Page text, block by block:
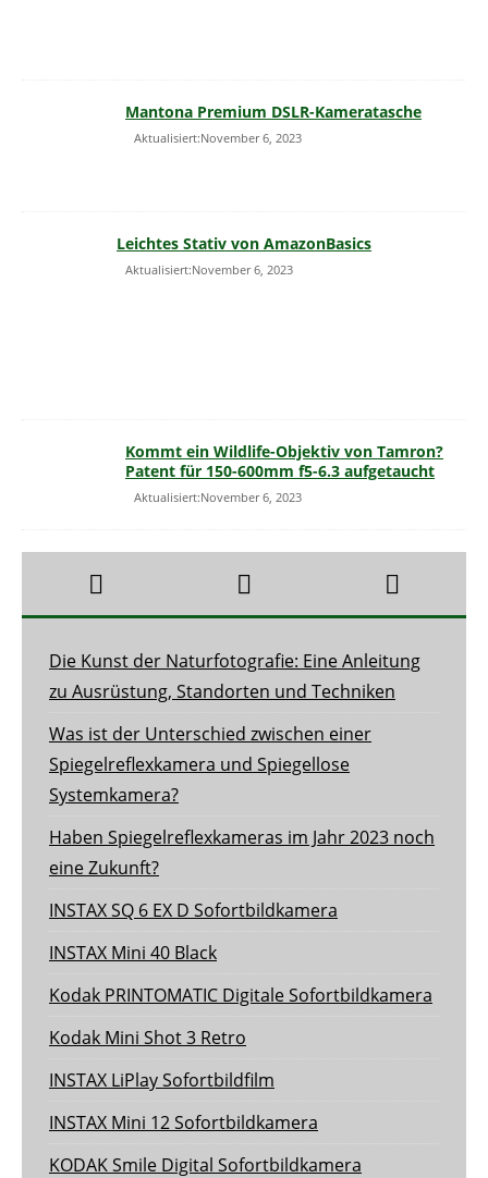
Mantona Premium DSLR-Kameratasche
Aktualisiert:November 6, 2023
Leichtes Stativ von AmazonBasics
Aktualisiert:November 6, 2023
Kommt ein Wildlife-Objektiv von Tamron?
Patent für 150-600mm f5-6.3 aufgetaucht
Aktualisiert:November 6, 2023
Die Kunst der Naturfotografie: Eine Anleitung
zu Ausrüstung, Standorten und Techniken
Was ist der Unterschied zwischen einer
Spiegelreflexkamera und Spiegellose
Systemkamera?
Haben Spiegelreflexkameras im Jahr 2023 noch
eine Zukunft?
INSTAX SQ 6 EX D Sofortbildkamera
INSTAX Mini 40 Black
Kodak PRINTOMATIC Digitale Sofortbildkamera
Kodak Mini Shot 3 Retro
INSTAX LiPlay Sofortbildfilm
INSTAX Mini 12 Sofortbildkamera
KODAK Smile Digital Sofortbildkamera